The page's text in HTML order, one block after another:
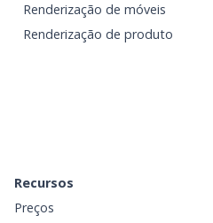
Renderização de móveis
Renderização de produto
Recursos
Preços